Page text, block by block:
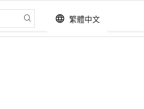
language 繁體中文